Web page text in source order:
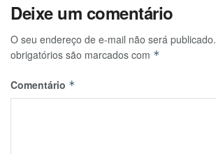
Deixe um comentário
O seu endereço de e-mail não será publicado.
obrigatórios são marcados com *
Comentário *